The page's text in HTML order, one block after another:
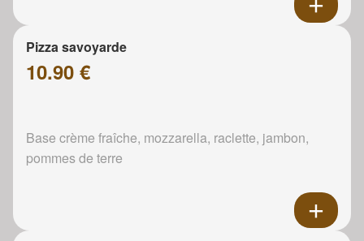
Pizza savoyarde
10.90 €
Base crème fraîche, mozzarella, raclette, jambon,
pommes de terre